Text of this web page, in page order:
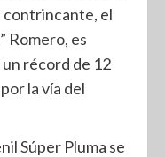
contrincante, el
Romero, es
récord de 12
la vía del
Súper Pluma se